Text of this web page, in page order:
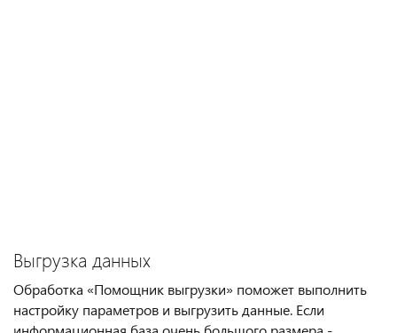
Выгрузка данных
Обработка «Помощник выгрузки» поможет выполнить
настройку параметров и выгрузить данные. Если